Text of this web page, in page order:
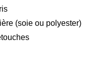
(soie ou polyester)